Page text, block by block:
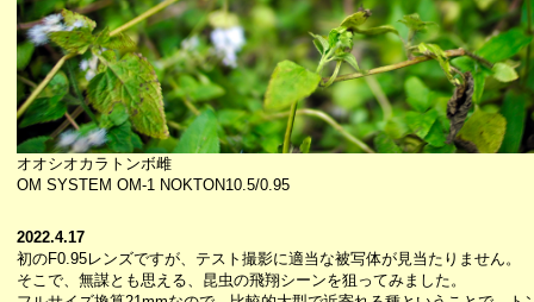
オオシオカラトンボ雌
OM SYSTEM OM-1 NOKTON10.5/0.95
2022.4.17
初のF0.95レンズですが、テスト撮影に適当な被写体が見当たりません。
そこで、無謀とも思える、昆虫の飛翔シーンを狙ってみました。